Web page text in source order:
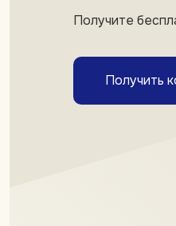
Получите
Получить